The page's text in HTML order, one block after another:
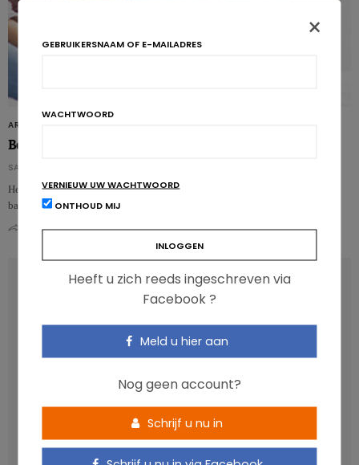
ARTIKELS
Borstvoeding beschermt baby tegen voedselallergieën
SARA NASRI
Het is welgeweten dat borstvoeding de beste voeding is voor de pasgeboren
baby om het risico op een voedselallergie……
0
RECENT POSTS
Anthocyanen: gunstig voor de cardiometabole
Een gezonde darmmicrobiota is goed, maar wat is dat
eigenlijk?
Vis, verontreinigende stoffen en omega-3: wat zijn de
aanbevelingen?
×
GEBRUIKERSNAAM OF E-MAILADRES
WACHTWOORD
VERNIEUW UW WACHTWOORD
ONTHOUD MIJ
Heeft u zich reeds ingeschreven via
Facebook ?
Meld u hier aan
Nog geen account?
Schrijf u nu in